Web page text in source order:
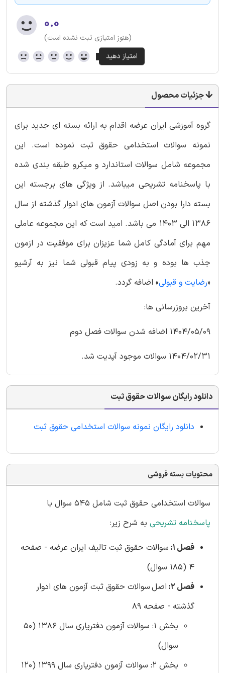
۰.۰
(هنوز امتیازی ثبت نشده است)
جزئیات محصول
گروه آموزشی ایران عرضه اقدام به ارائه بسته ای جدید برای
نمونه سوالات استخدامی حقوق ثبت نموده است. این
مجموعه شامل سوالات استاندارد و میکرو طبقه بندی شده
با پاسخنامه تشریحی میباشد. از ویژگی های برجسته این
بسته دارا بودن اصل سوالات آزمون های ادوار گذشته از سال
1386 الی 1403 می باشد. امید است که این مجموعه عاملی
مهم برای آمادگی کامل شما عزیزان برای موفقیت در ازمون
جذب ها بوده و به زودی پیام قبولی شما نیز به آرشیو
«رضایت و قبولی» اضافه گردد.
آخرین بروزرسانی ها:
1404/05/09 اضافه شدن سوالات فصل دوم
1404/02/31 سوالات موجود آپدیت شد.
دانلود رایگان سوالات حقوق ثبت
دانلود رایگان نمونه سوالات استخدامی حقوق ثبت
محتویات بسته فروشی
سوالات استخدامی حقوق ثبت شامل 545 سوال با
پاسخنامه تشریحی به شرح زیر:
فصل 1:
سوالات حقوق ثبت تالیف ایران عرضه - صفحه
4 (185 سوال)
فصل 2:
اصلسوالات حقوق ثبت آزمون های ادوار
گذشته - صفحه 89
بخش 1: سوالات آزمون دفتریاری سال 1386 (50
سوال)
بخش 2: سوالات آزمون دفتریاری سال 1399 (120